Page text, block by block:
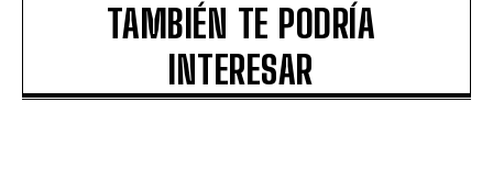
TAMBIÉN TE PODRÍA
INTERESAR